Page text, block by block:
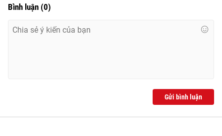
Bình luận (0)
Gửi bình luận